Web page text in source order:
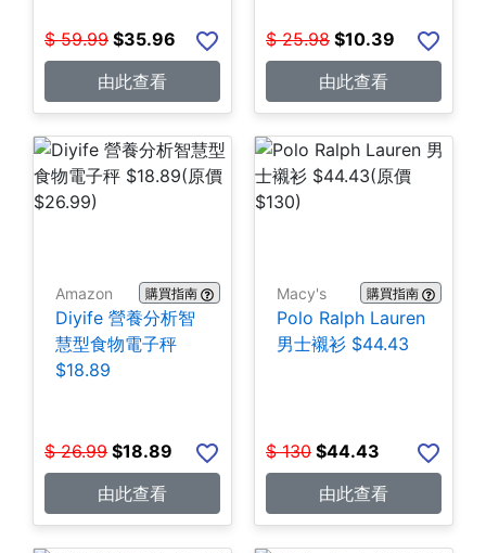
$ 59.99 $35.96
由此查看
$ 25.98 $10.39
由此查看
Amazon 購買指南
Diyife 營養分析智
慧型食物電子秤
$18.89
$ 26.99 $18.89
由此查看
Macy's 購買指南
Polo Ralph Lauren
男士襯衫 $44.43
$ 130 $44.43
由此查看